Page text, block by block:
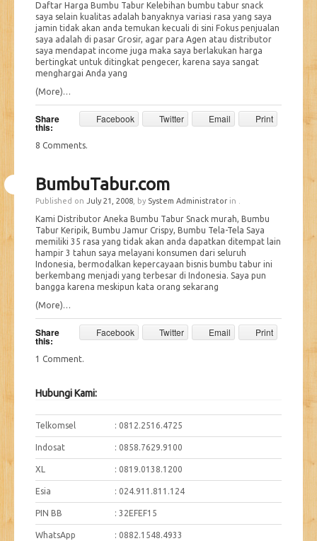
Daftar Harga Bumbu Tabur Kelebihan bumbu tabur snack
saya selain kualitas adalah banyaknya variasi rasa yang saya
jamin tidak akan anda temukan kecuali di sini Fokus penjualan
saya adalah di pasar Grosir, agar para Agen atau distributor
saya mendapat income juga maka saya berlakukan harga
bertingkat untuk ditingkat pengecer, karena saya sangat
menghargai Anda yang
(More)…
Share
this:
Facebook Twitter Email Print
8 Comments.
BumbuTabur.com
Published on July 21, 2008 , by System Administrator in .
Kami Distributor Aneka Bumbu Tabur Snack murah, Bumbu
Tabur Keripik, Bumbu Jamur Crispy, Bumbu Tela-Tela Saya
memiliki 35 rasa yang tidak akan anda dapatkan ditempat lain
hampir 3 tahun saya melayani konsumen dari seluruh
Indonesia, bermodalkan kepercayaan bisnis bumbu tabur ini
berkembang menjadi yang terbesar di Indonesia. Saya pun
bangga karena meskipun kata orang sekarang
(More)…
Share
this:
Facebook Twitter Email Print
1 Comment.
Hubungi Kami:
Telkomsel : 0812.2516.4725
Indosat : 0858.7629.9100
XL : 0819.0138.1200
Esia : 024.911.811.124
PIN BB : 32EFEF15
WhatsApp : 0882.1548.4933